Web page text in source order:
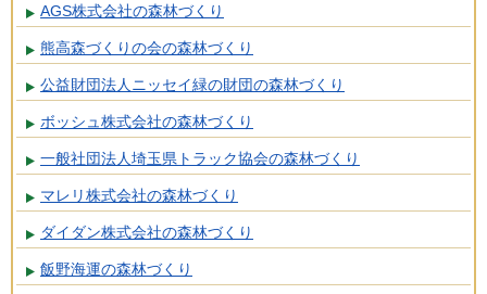
AGS株式会社の森林づくり
熊高森づくりの会の森林づくり
公益財団法人ニッセイ緑の財団の森林づくり
ボッシュ株式会社の森林づくり
一般社団法人埼玉県トラック協会の森林づくり
マレリ株式会社の森林づくり
ダイダン株式会社の森林づくり
飯野海運の森林づくり